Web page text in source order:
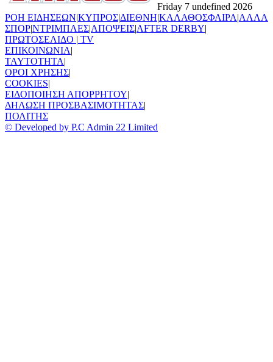
Friday 7 undefined 2026
ΡΟΗ ΕΙΔΗΣΕΩΝ|ΚΥΠΡΟΣ|ΔΙΕΘΝΗ|ΚΑΛΑΘΟΣΦΑΙΡΑ|ΑΛΛΑ
ΣΠΟΡ|ΝΤΡΙΜΠΛΕΣ|ΑΠΟΨΕΙΣ|AFTER DERBY|
ΠΡΩΤΟΣΕΛΙΔΟ | TV
ΕΠΙΚΟΙΝΩΝΙΑ|
TAYTOTHTA|
ΟΡΟΙ ΧΡΗΣΗΣ|
COOKIES|
ΕΙΔΟΠΟΙΗΣΗ ΑΠΟΡΡΗΤΟΥ|
ΔΗΛΩΣΗ ΠΡΟΣΒΑΣΙΜΟΤΗΤΑΣ|
ΠΟΛΙΤΗΣ
© Developed by P.C Admin 22 Limited